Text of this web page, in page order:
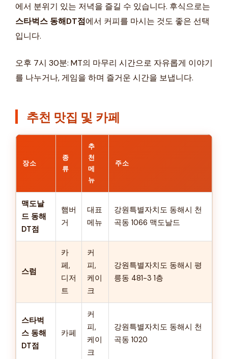
에서 분위기 있는 저녁을 즐길 수 있습니다. 후식으로는
스타벅스 동해DT점에서 커피를 마시는 것도 좋은 선택
입니다.
오후 7시 30분: MT의 마무리 시간으로 자유롭게 이야기
를 나누거나, 게임을 하며 즐거운 시간을 보냅니다.
추천 맛집 및 카페
장소
종
류
추
천
메
뉴
주소
맥도날
드 동해
DT점
햄버
거
대표
메뉴
강원특별자치도 동해시 천
곡동 1066 맥도날드
스럼
카
페,
디저
트
커
피,
케이
크
강원특별자치도 동해시 평
릉동 481-3 1층
스타벅
스 동해
DT점
카페
커
피,
케이
크
강원특별자치도 동해시 천
곡동 1020